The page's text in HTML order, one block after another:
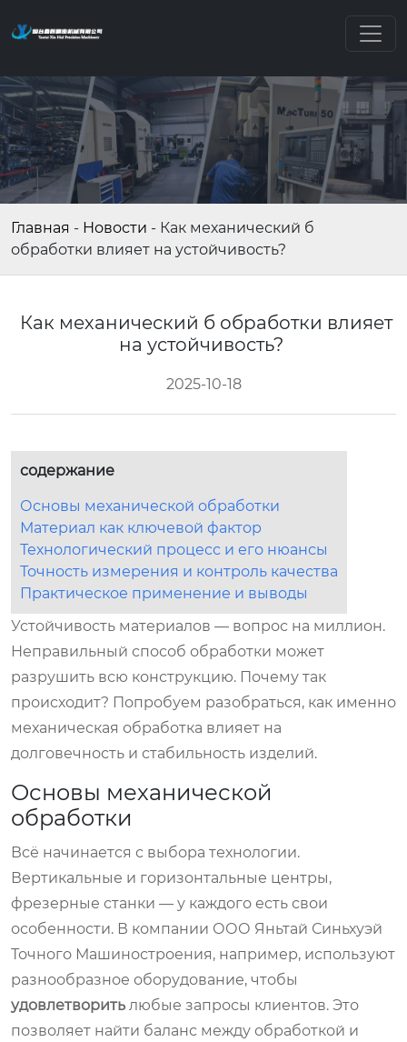
Главная - Новости - Как механический б
обработки влияет на устойчивость?
Как механический б обработки влияет
на устойчивость?
2025-10-18
содержание
Основы механической обработки
Материал как ключевой фактор
Технологический процесс и его нюансы
Точность измерения и контроль качества
Практическое применение и выводы
Устойчивость материалов — вопрос на миллион.
Неправильный способ обработки может
разрушить всю конструкцию. Почему так
происходит? Попробуем разобраться, как именно
механическая обработка влияет на
долговечность и стабильность изделий.
Основы механической
обработки
Всё начинается с выбора технологии.
Вертикальные и горизонтальные центры,
фрезерные станки — у каждого есть свои
особенности. В компании ООО Яньтай Синьхуэй
Точного Машиностроения, например, используют
разнообразное оборудование, чтобы
удовлетворить любые запросы клиентов. Это
позволяет найти баланс между обработкой и